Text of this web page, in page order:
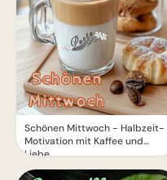
Schönen Mittwoch - Halbzeit-
Motivation mit Kaffee und
Liebe